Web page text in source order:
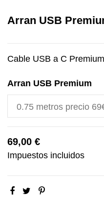
Arran USB
Cable USB a C Premium
Arran USB Premium
69,00 €
Impuestos incluidos